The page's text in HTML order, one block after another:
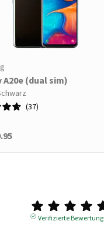
A20e (dual sim)
37
Verifizierte Bewertung